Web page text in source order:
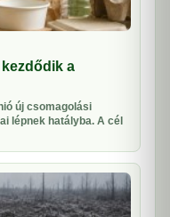
a
új csomagolási
lépnek hatályba. A cél